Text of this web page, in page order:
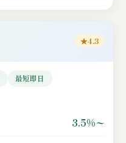
★4.3
最短即日
3.5%〜